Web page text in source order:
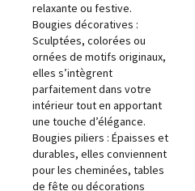
relaxante ou festive.
Bougies décoratives :
Sculptées, colorées ou
ornées de motifs originaux,
elles s’intègrent
parfaitement dans votre
intérieur tout en apportant
une touche d’élégance.
Bougies piliers : Épaisses et
durables, elles conviennent
pour les cheminées, tables
de fête ou décorations